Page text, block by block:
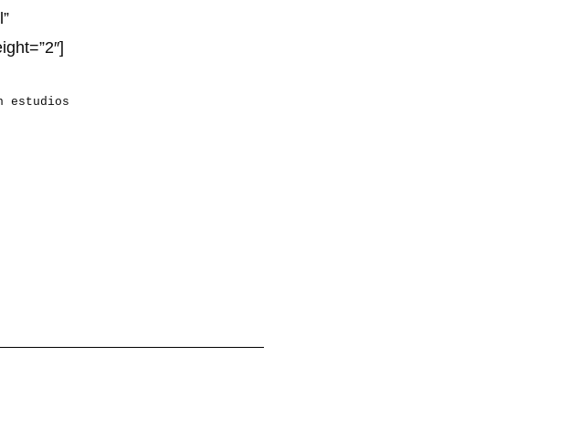
estudios